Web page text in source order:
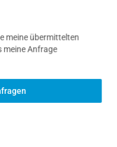
meine übermittelten
meine Anfrage